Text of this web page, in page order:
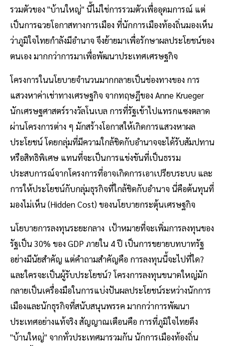
รวมตัวของ "บ้านใหญ่" นี้ไม่ใช่การรวมตัวเพื่ออุดมการณ์ แต่
เป็นการฉวยโอกาสทางการเมือง ที่นักการเมืองท้องถิ่นมองเห็น
ว่าภูมิใจไทยกำลังมีอำนาจ จึงย้ายมาเพื่อรักษาผลประโยชน์ของ
ตนเอง มากกว่าการมาเพื่อพัฒนาประเทศเศรษฐกิจ
โครงการในนโยบายจำนวนมากกลายเป็นช่องทางของ การ
แสวงหาค่าเช่าทางเศรษฐกิจ จากทฤษฎีของ Anne Krueger
นักเศรษฐศาสตร์รางวัลโนเบล การที่รัฐเข้าไปแทรกแซงตลาด
ผ่านโครงการต่าง ๆ มักสร้างโอกาสให้เกิดการแสวงหาผล
ประโยชน์ โดยกลุ่มที่มีความใกล้ชิดกับอำนาจจะได้รับสัมปทาน
หรือสิทธิพิเศษ แทนที่จะเป็นการแข่งขันที่เป็นธรรม
ประสบการณ์จากโครงการที่อาจเกิดการเอาเปรียบระบบ และ
การให้ประโยชน์กับกลุ่มธุรกิจที่ใกล้ชิดกับอำนาจ นี่คือต้นทุนที่
มองไม่เห็น (Hidden Cost) ของนโยบายกระตุ้นเศรษฐกิจ
นโยบายการลงทุนระยะกลาง เป้าหมายที่จะเพิ่มการลงทุนของ
รัฐเป็น 30% ของ GDP ภายใน 4 ปี เป็นการขยายบทบาทรัฐ
อย่างมีนัยสำคัญ แต่คำถามสำคัญคือ การลงทุนนี้จะไปที่ใด?
และใครจะเป็นผู้รับประโยชน์? โครงการลงทุนขนาดใหญ่มัก
กลายเป็นเครื่องมือในการแบ่งปันผลประโยชน์ระหว่างนักการ
เมืองและนักธุรกิจที่สนับสนุนพรรค มากกว่าการพัฒนา
ประเทศอย่างแท้จริง สัญญาณเตือนคือ การที่ภูมิใจไทยดึง
"บ้านใหญ่" จากทั่วประเทศมารวมกัน นักการเมืองท้องถิ่น